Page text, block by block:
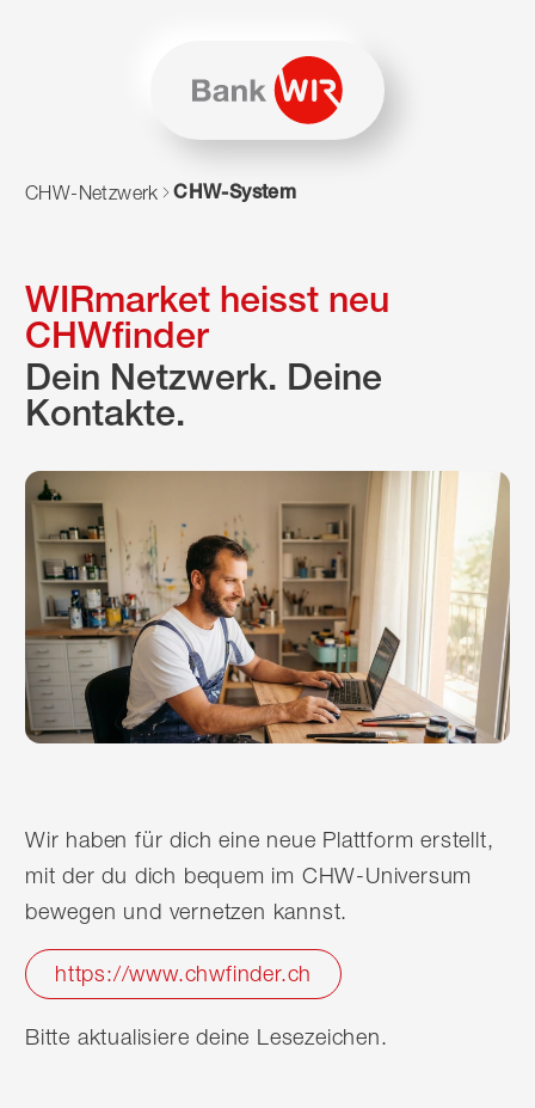
Zum Navigieren dieser Seite wird JavaScript benötigt.
CHW-Netzwerk CHW-System
WIRmarket heisst neu
CHWfinder
Dein Netzwerk. Deine
Kontakte.
Wir haben für dich eine neue Plattform erstellt,
mit der du dich bequem im CHW-Universum
bewegen und vernetzen kannst.
https://www.chwfinder.ch
Bitte aktualisiere deine Lesezeichen.